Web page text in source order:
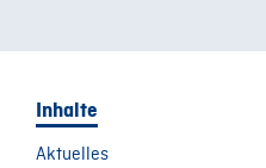
Inhalte
Aktuelles